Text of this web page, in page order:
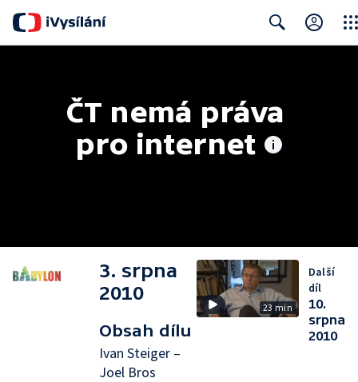
ČT nemá práva
pro internet
3. srpna
2010
Obsah dílu
Ivan Steiger –
Joel Bros
23 min
Další
díl
10.
srpna
2010